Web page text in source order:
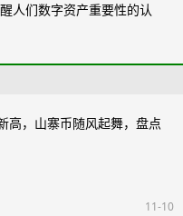
人们数字资产重要性的认
高，山寨币随风起舞，盘点
11-10